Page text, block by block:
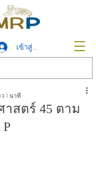
เข้าสู่ระบบ
าสตร์ 45 ตาม
1 นาที